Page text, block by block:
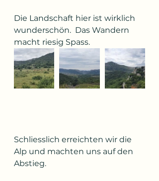
Die Landschaft hier ist wirklich
wunderschön.  Das Wandern
macht riesig Spass.
Schliesslich erreichten wir die
Alp und machten uns auf den
Abstieg.